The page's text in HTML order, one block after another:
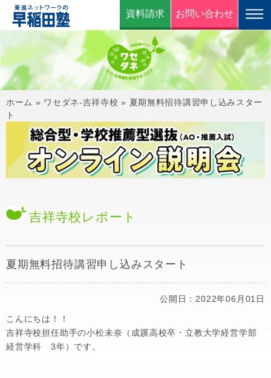
資料請求 お問い合わせ
ホーム » ワセダネ-吉祥寺校 » 夏期無料招待講習申し込みスター
ト
吉祥寺校 レポート
夏期無料招待講習申し込みスタート
公開日：2022年06月01日
こんにちは！！
吉祥寺校担任助手の小松未奈（成蹊高校卒・立教大学経営学部
経営学科 3年）です。